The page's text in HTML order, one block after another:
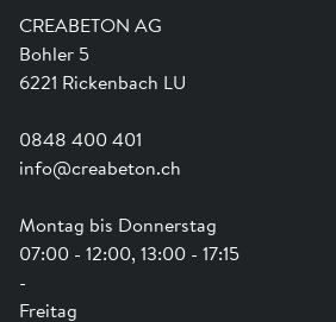
CREABETON AG
Bohler 5
6221 Rickenbach LU
0848 400 401
info@creabeton.ch
Montag bis Donnerstag
07:00 - 12:00, 13:00 - 17:15
-
Freitag
Ausbildung
Shop Hilfe
Anwendungsunterstützung
Newsletter
Engagement
Swissness
Schwammstadt